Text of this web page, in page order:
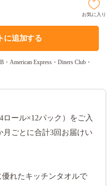
お気に入り
に追加する
American Express・Diners Club・
ール×12パック）をご入
ごとに合計3回お届けい
れたキッチンタオルで